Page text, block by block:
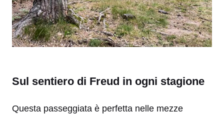
Sul sentiero di Freud in ogni stagione
Questa passeggiata è perfetta nelle mezze